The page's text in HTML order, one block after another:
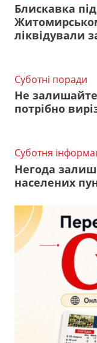
Блискавка
ліквідували
Суботні поради
Не
потрібно
Суботня
Негода
населених